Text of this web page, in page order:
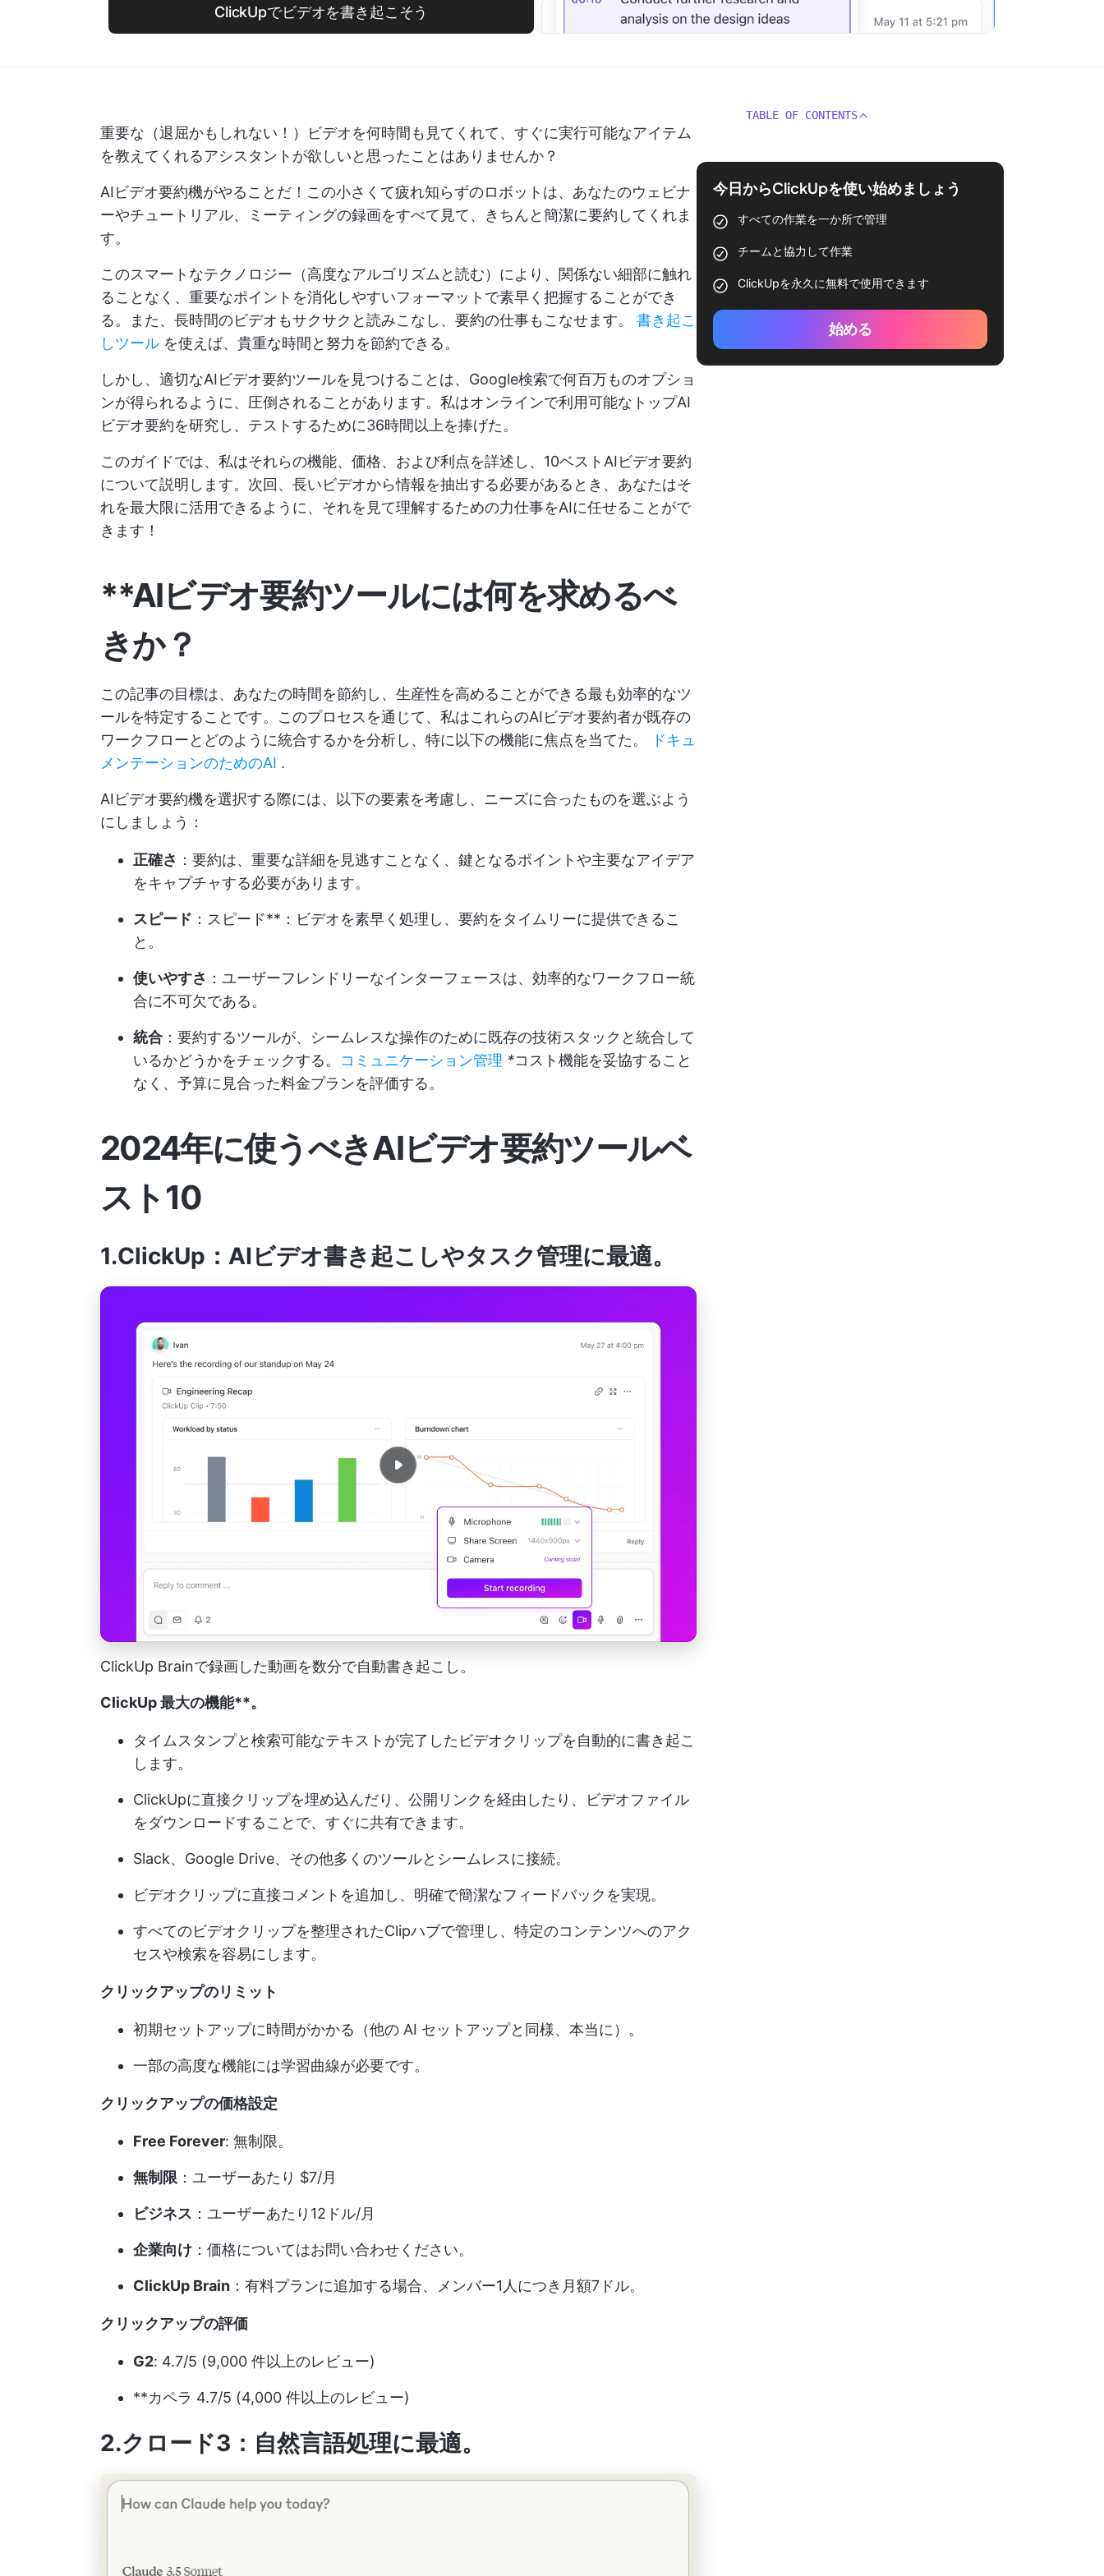
ClickUpでビデオを書き起こそう
重要な（退屈かもしれない！）ビデオを何時間も見てくれて、すぐに実行可能なアイテム
を教えてくれるアシスタントが欲しいと思ったことはありませんか？
AIビデオ要約機がやることだ！この小さくて疲れ知らずのロボットは、あなたのウェビナ
ーやチュートリアル、ミーティングの録画をすべて見て、きちんと簡潔に要約してくれま
す。
このスマートなテクノロジー（高度なアルゴリズムと読む）により、関係ない細部に触れ
ることなく、重要なポイントを消化しやすいフォーマットで素早く把握することができ
る。また、長時間のビデオもサクサクと読みこなし、要約の仕事もこなせます。 書き起こ
しツール を使えば、貴重な時間と努力を節約できる。
しかし、適切なAIビデオ要約ツールを見つけることは、Google検索で何百万ものオプショ
ンが得られるように、圧倒されることがあります。私はオンラインで利用可能なトップAI
ビデオ要約を研究し、テストするために36時間以上を捧げた。
このガイドでは、私はそれらの機能、価格、および利点を詳述し、10ベストAIビデオ要約
について説明します。次回、長いビデオから情報を抽出する必要があるとき、あなたはそ
れを最大限に活用できるように、それを見て理解するための力仕事をAIに任せることがで
きます！
**AIビデオ要約ツールには何を求めるべ
きか？
この記事の目標は、あなたの時間を節約し、生産性を高めることができる最も効率的なツ
ールを特定することです。このプロセスを通じて、私はこれらのAIビデオ要約者が既存の
ワークフローとどのように統合するかを分析し、特に以下の機能に焦点を当てた。
ドキュ
メンテーションのためのAI .
AIビデオ要約機を選択する際には、以下の要素を考慮し、ニーズに合ったものを選ぶよう
にしましょう：
正確さ ：要約は、重要な詳細を見逃すことなく、鍵となるポイントや主要なアイデア
をキャプチャする必要があります。
スピード ：スピード**：ビデオを素早く処理し、要約をタイムリーに提供できるこ
と。
使いやすさ ：ユーザーフレンドリーなインターフェースは、効率的なワークフロー統
合に不可欠である。
統合 ：要約するツールが、シームレスな操作のために既存の技術スタックと統合して
いるかどうかをチェックする。 コミュニケーション管理 *コスト機能を妥協すること
なく、予算に見合った料金プランを評価する。
2024年に使うべきAIビデオ要約ツールベ
スト10
1.ClickUp：AIビデオ書き起こしやタスク管理に最適。
ClickUp Brainで録画した動画を数分で自動書き起こし。
ClickUp 最大の機能**。
タイムスタンプと検索可能なテキストが完了したビデオクリップを自動的に書き起こ
します。
ClickUpに直接クリップを埋め込んだり、公開リンクを経由したり、ビデオファイル
をダウンロードすることで、すぐに共有できます。
Slack、Google Drive、その他多くのツールとシームレスに接続。
ビデオクリップに直接コメントを追加し、明確で簡潔なフィードバックを実現。
すべてのビデオクリップを整理されたClipハブで管理し、特定のコンテンツへのアク
セスや検索を容易にします。
クリックアップのリミット
初期セットアップに時間がかかる（他の AI セットアップと同様、本当に）。
一部の高度な機能には学習曲線が必要です。
クリックアップの価格設定
Free Forever: 無制限。
無制限 ：ユーザーあたり $7/月
ビジネス ：ユーザーあたり12ドル/月
企業向け ：価格についてはお問い合わせください。
ClickUp Brain ：有料プランに追加する場合、メンバー1人につき月額7ドル。
クリックアップの評価
G2: 4.7/5 (9,000 件以上のレビュー)
**カペラ 4.7/5 (4,000 件以上のレビュー)
2.クロード3：自然言語処理に最適。
TABLE OF CONTENTS
今日からClickUpを使い始めましょう
すべての作業を一か所で管理
チームと協力して作業
ClickUpを永久に無料で使用できます
始める